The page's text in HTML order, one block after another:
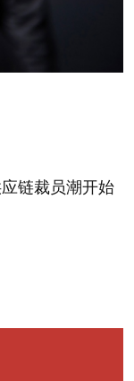
财政和税收体
融资渠道，来
去贷款”。
的钱投到实体
题，他认为中
国的影子银
。”
链裁员潮开始